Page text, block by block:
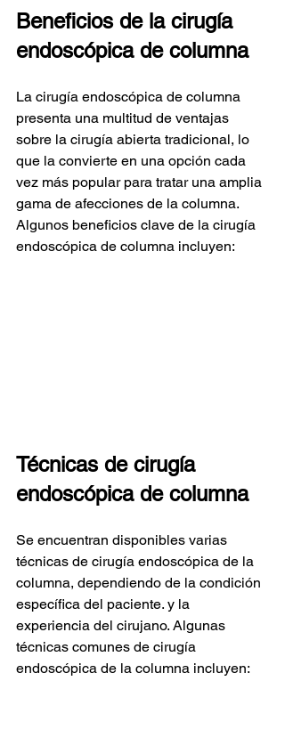
Beneficios de la cirugía
endoscópica de columna
La cirugía endoscópica de columna
presenta una multitud de ventajas
sobre la cirugía abierta tradicional, lo
que la convierte en una opción cada
vez más popular para tratar una amplia
gama de afecciones de la columna.
Algunos beneficios clave de la cirugía
endoscópica de columna incluyen:
Técnicas de cirugía
endoscópica de columna
Se encuentran disponibles varias
técnicas de cirugía endoscópica de la
columna, dependiendo de la condición
específica del paciente. y la
experiencia del cirujano. Algunas
técnicas comunes de cirugía
endoscópica de la columna incluyen: